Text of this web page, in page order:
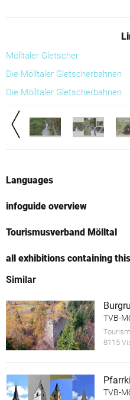
Mölltaler Gletscher
Die Mölltaler Gletscherbahnen
Die Mölltaler Gletscherbahnen
Languages
infoguide overview
Tourismusverband Mölltal
all exhibitions containing
Similar
TVB-
8115
TVB-